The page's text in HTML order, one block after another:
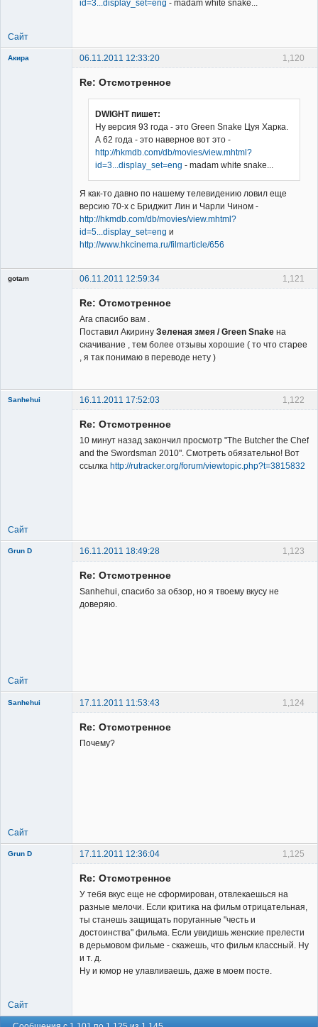
id=3...display_set=eng - madam white snake...
Сайт
1,120
Акира 06.11.2011 12:33:20
Re: Отсмотренное
DWIGHT пишет:
Ну версия 93 года - это Green Snake Цуя Харка.
А 62 года - это наверное вот это -
http://hkmdb.com/db/movies/view.mhtml?
id=3...display_set=eng - madam white snake...
Я как-то давно по нашему телевидению ловил еще
версию 70-х с Бриджит Лин и Чарли Чином -
http://hkmdb.com/db/movies/view.mhtml?
id=5...display_set=eng и
http://www.hkcinema.ru/filmarticle/656
1,121
gotam
06.11.2011 12:59:34
Re: Отсмотренное
Ага спасибо вам .
Поставил Акирину Зеленая змея / Green Snake на
скачивание , тем более отзывы хорошие ( то что старее
, я так понимаю в переводе нету )
1,122
Sanhehui 16.11.2011 17:52:03
Re: Отсмотренное
10 минут назад закончил просмотр "The Butcher the Chef
and the Swordsman 2010". Смотреть обязательно! Вот
ссылка http://rutracker.org/forum/viewtopic.php?t=3815832
Сайт
1,123
Grun D 16.11.2011 18:49:28
Re: Отсмотренное
Sanhehui, спасибо за обзор, но я твоему вкусу не
доверяю.
Сайт
1,124
Sanhehui 17.11.2011 11:53:43
Re: Отсмотренное
Почему?
Сайт
1,125
Grun D 17.11.2011 12:36:04
Re: Отсмотренное
У тебя вкус еще не сформирован, отвлекаешься на
разные мелочи. Если критика на фильм отрицательная,
ты станешь защищать поруганные "честь и
достоинства" фильма. Если увидишь женские прелести
в дерьмовом фильме - скажешь, что фильм классный. Ну
и т. д.
Ну и юмор не улавливаешь, даже в моем посте.
Сайт